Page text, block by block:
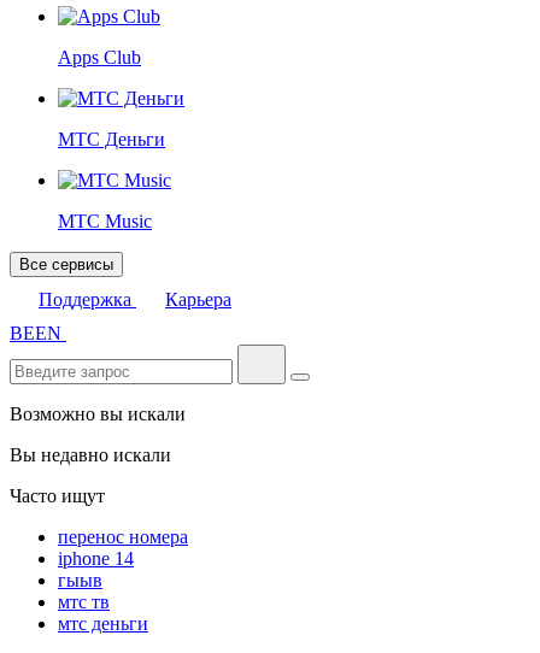
Apps Club
МТС Деньги
МТС Music
Все сервисы
Поддержка
Карьера
BEEN
Возможно вы искали
Вы недавно искали
Часто ищут
перенос номера
iphone 14
гыыв
мтс тв
мтс деньги